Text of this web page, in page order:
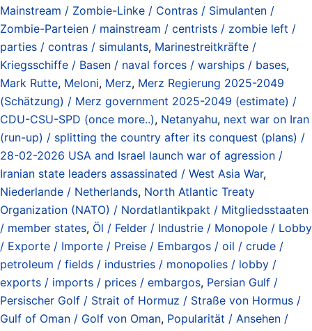
Mainstream / Zombie-Linke / Contras / Simulanten /
Zombie-Parteien / mainstream / centrists / zombie left /
parties / contras / simulants, Marinestreitkräfte /
Kriegsschiffe / Basen / naval forces / warships / bases,
Mark Rutte, Meloni, Merz, Merz Regierung 2025-2049
(Schätzung) / Merz government 2025-2049 (estimate) /
CDU-CSU-SPD (once more..), Netanyahu, next war on Iran
(run-up) / splitting the country after its conquest (plans) /
28-02-2026 USA and Israel launch war of agression /
Iranian state leaders assassinated / West Asia War,
Niederlande / Netherlands, North Atlantic Treaty
Organization (NATO) / Nordatlantikpakt / Mitgliedsstaaten
/ member states, Öl / Felder / Industrie / Monopole / Lobby
/ Exporte / Importe / Preise / Embargos / oil / crude /
petroleum / fields / industries / monopolies / lobby /
exports / imports / prices / embargos, Persian Gulf /
Persischer Golf / Strait of Hormuz / Straße von Hormus /
Gulf of Oman / Golf von Oman, Popularität / Ansehen /